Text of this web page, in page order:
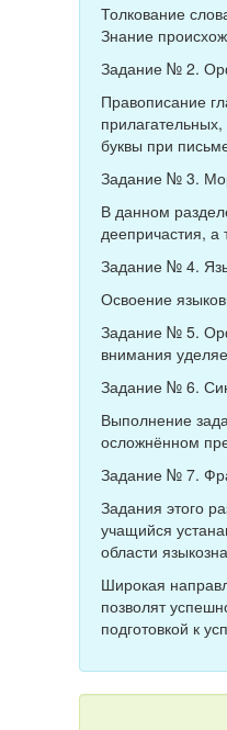
Толкование
Знание
Задание № 2.
Правописание
буквы при
Задание № 3.
В данном
деепричастия,
Задание № 4.
Освоение
Задание № 5.
внимания
Задание № 6.
Выполнение
осложнённом
Задание № 7.
Задания этого
учащийся
области
Широкая
позволят
подготовкой к